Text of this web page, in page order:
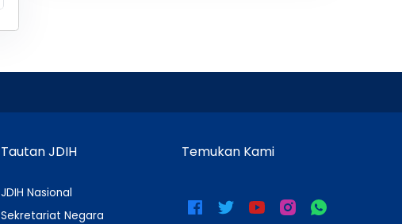
Tautan JDIH
JDIH Nasional
Sekretariat Negara
Temukan Kami